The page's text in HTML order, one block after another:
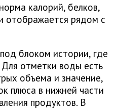
калорий, белков,
отображается рядом с
блоком истории, где
отметки воды есть
объема и значение,
плюса в нижней части
продуктов. В